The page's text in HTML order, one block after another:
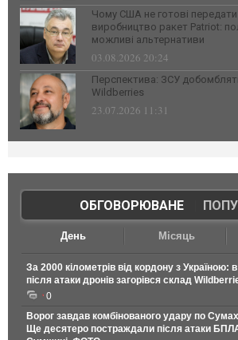
Чому США не готові передати
виробництво ракет Patriot:
можливі альтернативи
03.08.2026 20:24
Перспектива: ЗСУ добомблять
Wildberries
23.07.2026 11:31
ОБГОВОРЮВАНЕ|
День Місяць
За 2000 кілометрів від кордону з Україною:
після атаки дронів загорівся склад
0
Ворог завдав комбінованого удару по
Ще десятеро постраждали після атаки